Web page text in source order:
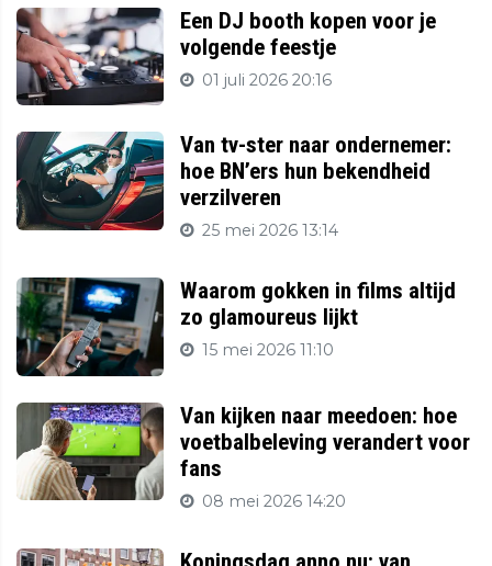
Een DJ booth kopen voor je
volgende feestje
01 juli 2026 20:16
Van tv-ster naar ondernemer:
hoe BN’ers hun bekendheid
verzilveren
25 mei 2026 13:14
Waarom gokken in films altijd
zo glamoureus lijkt
15 mei 2026 11:10
Van kijken naar meedoen: hoe
voetbalbeleving verandert voor
fans
08 mei 2026 14:20